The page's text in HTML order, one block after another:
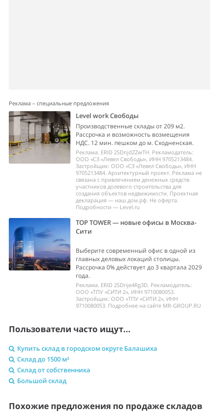
Реклама – специальные предложения
Level work Свободы
Производственные склады от 209 м2.
Рассрочка и возможность возмещения
НДС. 12 мин. пешком до м. Сходненская.
Реклама. ERID 2SDnjdZZwTH. Рекламодатель:
ООО «СЗ «Левел Свободы», ИНН 9705213484.
Застройщик: ООО «СЗ «Левел Свободы», ИНН
9705213484. Архитектурный проект. Реклама не
связана с привлечением денежных средств
участников долевого строительства для
создания объектов недвижимости. Проектная
декларация — наш.дом.рф. Не оферта.
Подробности — Level.ru
TOP TOWER — новые офисы в Москва-
Сити
Выберите современный офис в одной из
главных деловых локаций столицы.
Рассрочка 0% действует до 3 квартала 2029
года.
Реклама. ERID 2SDnje4Rg3D. Рекламодатель:
ООО «ТПУ «СИТИ 2», ИНН 9710080053.
Застройщик: ООО «ТПУ «СИТИ 2», ИНН
9710080053. Подробнее на сайте MR-GROUP.RU
Пользователи часто ищут...
Купить склад в городском округе Балашиха
Склад до 1500 м²
Склад от собственника
Большой склад
Похожие предложения по продаже складов